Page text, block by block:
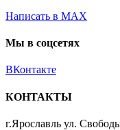
Написать в MAX
Мы в соцсетях
ВКонтакте
КОНТАКТЫ
г.Ярославль ул.